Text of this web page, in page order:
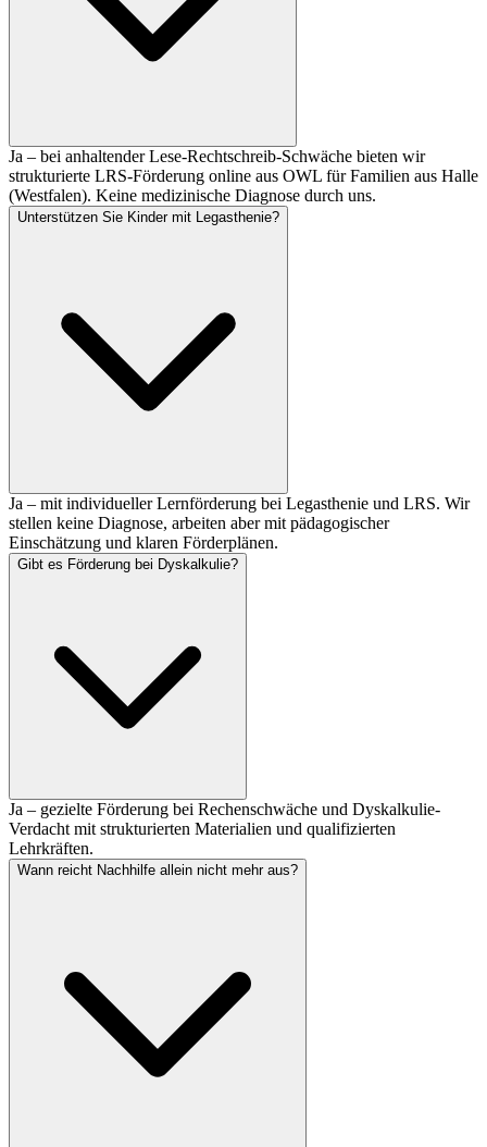
Ja – bei anhaltender Lese-Rechtschreib-Schwäche bieten wir
strukturierte LRS-Förderung online aus OWL für Familien aus Halle
(Westfalen). Keine medizinische Diagnose durch uns.
Unterstützen Sie Kinder mit Legasthenie?
Ja – mit individueller Lernförderung bei Legasthenie und LRS. Wir
stellen keine Diagnose, arbeiten aber mit pädagogischer
Einschätzung und klaren Förderplänen.
Gibt es Förderung bei Dyskalkulie?
Ja – gezielte Förderung bei Rechenschwäche und Dyskalkulie-
Verdacht mit strukturierten Materialien und qualifizierten
Lehrkräften.
Wann reicht Nachhilfe allein nicht mehr aus?